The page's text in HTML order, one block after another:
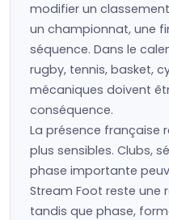
modifier un
un championnat, une
séquence. Dans le
rugby, tennis, basket,
mécaniques doivent
conséquence.
La présence française
plus sensibles. Clubs,
phase importante
Stream Foot reste une
tandis que phase,